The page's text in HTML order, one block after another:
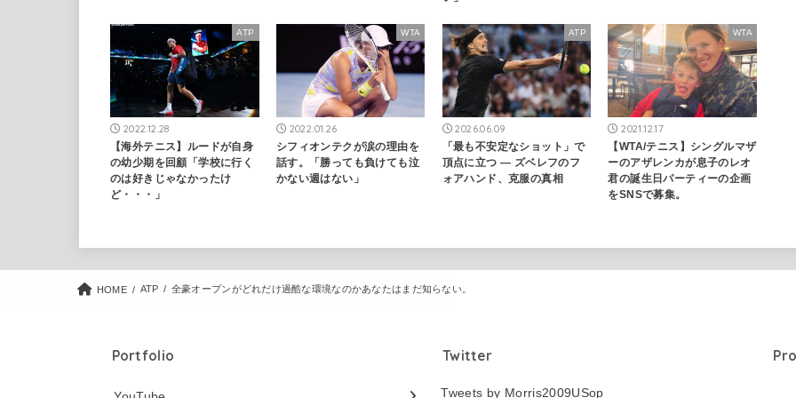
ATP
2022.12.28
【海外テニス】ルードが自身
の幼少期を回顧「学校に行く
のは好きじゃなかったけ
ど・・・」
WTA
2022.01.26
シフィオンテクが涙の理由を
話す。「勝っても負けても泣
かない週はない」
ATP
2026.06.09
「最も不安定なショット」で
頂点に立つ — ズベレフのフ
ォアハンド、克服の真相
WTA
2021.12.17
【WTA/テニス】シングルマザ
ーのアザレンカが息子のレオ
君の誕生日パーティーの企画
をSNSで募集。
HOME ATP 全豪オープンがどれだけ過酷な環境なのかあなたはまだ知らない。
Portfolio Twitter
Tweets by Morris2009USop